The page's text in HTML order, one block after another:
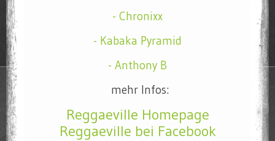
- Chronixx
- Kabaka Pyramid
- Anthony B
mehr Infos:
Reggaeville Homepage
Reggaeville bei Facebook